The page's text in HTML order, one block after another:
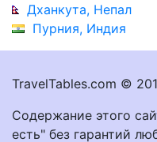
Дханкута, Непал
Пурния, Индия
TravelTables.com ©
Содержание этого
есть" без гарантий